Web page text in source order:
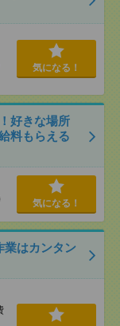
気になる！
好きな場所
料もらえる
気になる！
業はカンタン